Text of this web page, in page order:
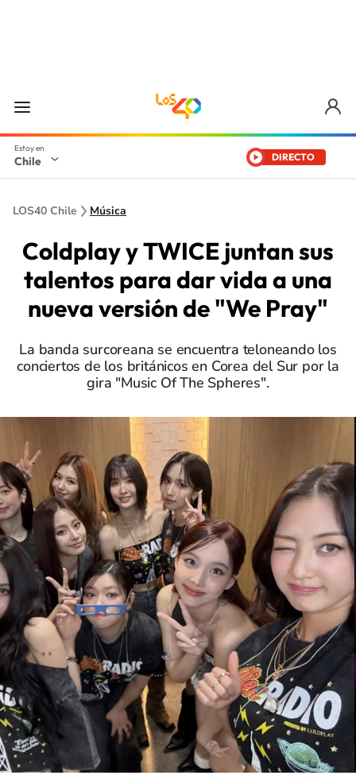
Chile DIRECTO
LOS40 Chile Música
Coldplay y TWICE juntan sus
talentos para dar vida a una
nueva versión de "We Pray"
La banda surcoreana se encuentra teloneando los
conciertos de los británicos en Corea del Sur por la
gira "Music Of The Spheres".